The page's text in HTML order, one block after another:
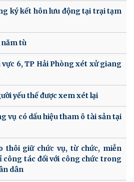
ký kết hôn lưu động tại trại tạm
tù
vực 6, TP Hải Phòng xét xử giang
yếu thế được xem xét lại
vụ có dấu hiệu tham ô tài sản tại
thôi giữ chức vụ, từ chức, miễn
công tác đối với công chức trong
dân